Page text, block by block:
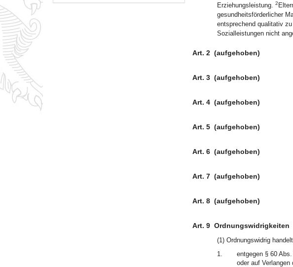
Erziehungsleistung. 2
gesundheitsförderlicher
entsprechend qualitativ
Sozialleistungen nicht
Art. 2 (aufgehoben)
Art. 3 (aufgehoben)
Art. 4 (aufgehoben)
Art. 5 (aufgehoben)
Art. 6 (aufgehoben)
Art. 7 (aufgehoben)
Art. 8 (aufgehoben)
Art. 9 Ordnungswidrigkeiten
(1) Ordnungswidrig
1.
entgegen § 60
oder auf